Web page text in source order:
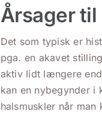
Årsager til
Det som typisk er
pga. en akavet
aktiv lidt længere
kan en nybegynder i
halsmuskler når man